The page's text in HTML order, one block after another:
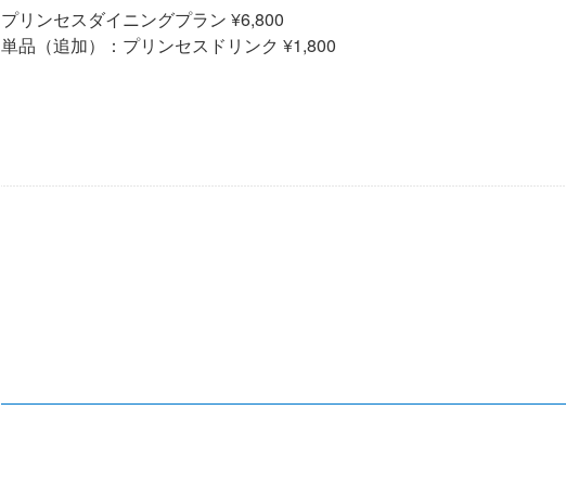
プリンセスダイニングプラン ¥6,800
単品（追加）：プリンセスドリンク ¥1,800